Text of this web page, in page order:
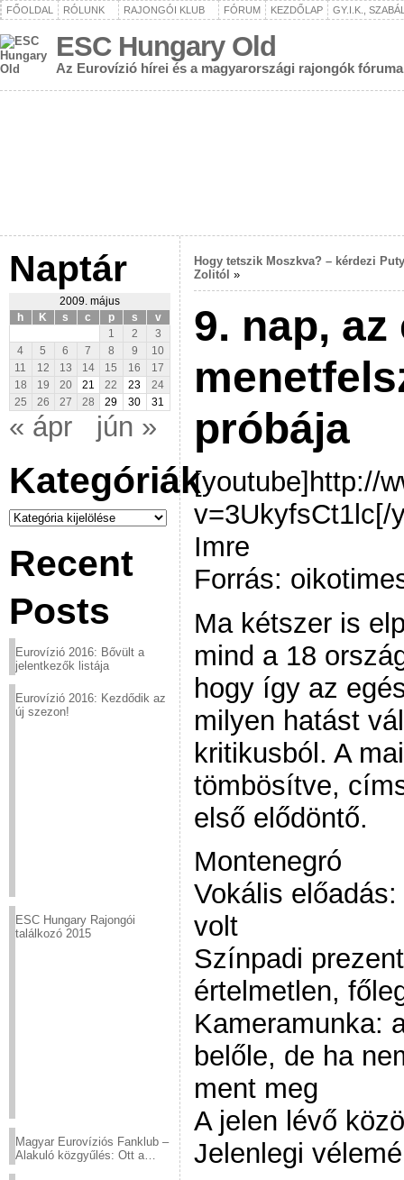
FŐOLDAL RÓLUNK RAJONGÓI KLUB FÓRUM KEZDŐLAP GY.I.K.,
ESC Hungary Old
Az Eurovízió hírei és a magyarországi rajongók fóruma
Naptár
2009. május
h
K s c p s
v
1
2
3
4
5 6 7 8 9
10
11
12 13 14 15 16
17
18
19 20 21 22 23
24
25
26 27 28 29 30 31
« ápr jún »
Kategóriák
Kategóriák
Recent
Posts
Eurovízió 2016: Bővült a
jelentkezők listája
Eurovízió 2016: Kezdődik az
új szezon!
ESC Hungary Rajongói
találkozó 2015
Magyar Eurovíziós Fanklub –
Alakuló közgyűlés: Ott a
Hogy tetszik Moszkva? – kérdezi
Zolitól »
9. nap,
próbája
[youtube]http://
v=3UkyfsCt1lc[/
Imre
Forrás:
Ma kétszer is
mind a 18
hogy így az
milyen hatást
kritikusból. A
tömbösítve,
első elődöntő.
Montenegró
Vokális
volt
Színpadi
értelmetlen,
Kameramunka:
belőle, de ha
ment meg
A jelen lévő
Jelenlegi